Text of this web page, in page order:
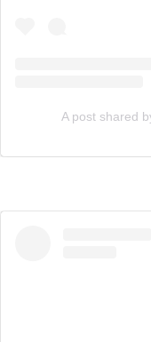
A post shared